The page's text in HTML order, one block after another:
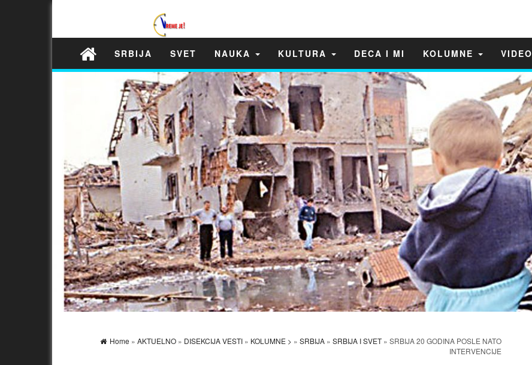
SRBIJA SVET NAUKA KULTURA DECA I MI KOLUMNE VIDEO
Home » AKTUELNO » DISEKCIJA VESTI » KOLUMNE > » SRBIJA » SRBIJA I SVET » SRBIJA 20 GODINA POSLE NATO
INTERVENCIJE